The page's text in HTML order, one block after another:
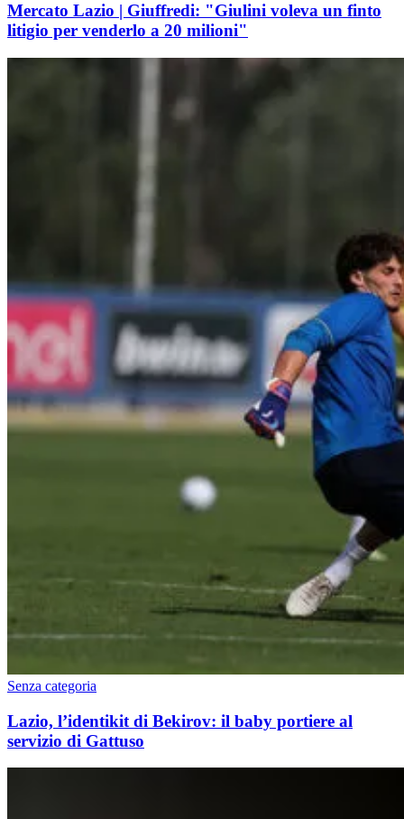
Mercato Lazio | Giuffredi: "Giulini voleva un finto
litigio per venderlo a 20 milioni"
Senza categoria
Lazio, l’identikit di Bekirov: il baby portiere al
servizio di Gattuso